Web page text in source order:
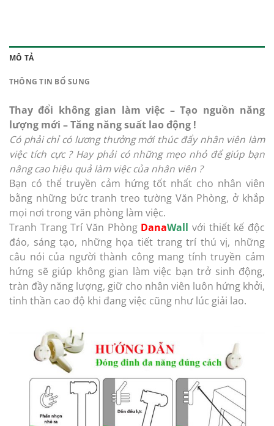
MÔ TẢ
THÔNG TIN BỔ SUNG
Thay đổi không gian làm việc – Tạo nguồn năng
lượng mới – Tăng năng suất lao động !
Có phải chỉ có lương thưởng mới thúc đẩy nhân viên làm
việc tích cực ? Hay phải có những mẹo nhỏ để giúp bạn
nâng cao hiệu quả làm việc của nhân viên ?
Bạn có thể truyền cảm hứng tốt nhất cho nhân viên
bằng những bức tranh treo tường Văn Phòng, ở khắp
mọi nơi trong văn phòng làm việc.
Tranh Trang Trí Văn Phòng DanaWall với thiết kế độc
đáo, sáng tạo, những họa tiết trang trí thú vị, những
câu nói của người thành công mang tính truyền cảm
hứng sẽ giúp không gian làm việc bạn trở sinh động,
tràn đầy năng lượng, giữ cho nhân viên luôn hứng khởi,
tinh thần cao độ khi đang việc cũng như lúc giải lao.